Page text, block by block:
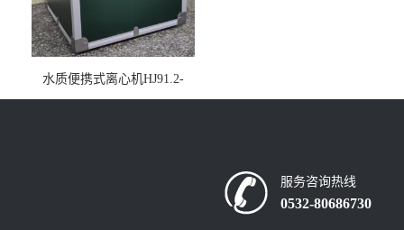
水质便携式离心机HJ91.2-
2022地表水总磷监测内置有
服务咨询热线
0532-80686730